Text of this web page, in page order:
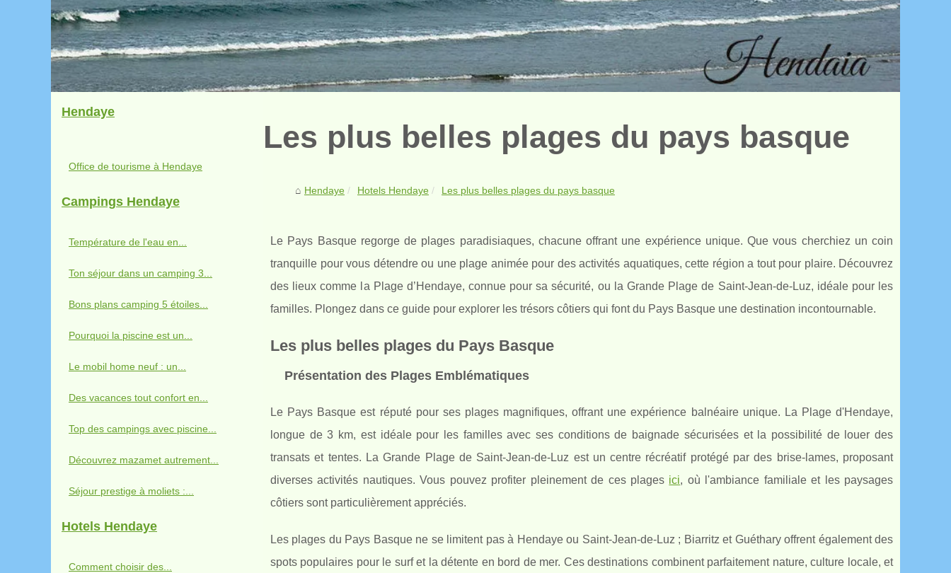
Les plus belles plages du pays basque
Hendaye Hotels Hendaye Les plus belles plages du pays basque
Le Pays Basque regorge de plages paradisiaques, chacune offrant une expérience unique. Que vous cherchiez un coin
tranquille pour vous détendre ou une plage animée pour des activités aquatiques, cette région a tout pour plaire. Découvrez
des lieux comme la Plage d’Hendaye, connue pour sa sécurité, ou la Grande Plage de Saint-Jean-de-Luz, idéale pour les
familles. Plongez dans ce guide pour explorer les trésors côtiers qui font du Pays Basque une destination incontournable.
Les plus belles plages du Pays Basque
Présentation des Plages Emblématiques
Le Pays Basque est réputé pour ses plages magnifiques, offrant une expérience balnéaire unique. La Plage d'Hendaye,
longue de3 km, est idéale pour les familles avec ses conditions de baignade sécurisées et la possibilité de louer des
transats et tentes. La Grande Plage de Saint-Jean-de-Luz est un centre récréatif protégé par des brise-lames, proposant
diverses activités nautiques. Vous pouvez profiter pleinement de ces plages ici, où l'ambiance familiale et les paysages
côtiers sont particulièrement appréciés.
Les plages du Pays Basque ne se limitent pas à Hendaye ou Saint-Jean-de-Luz ; Biarritz et Guéthary offrent également des
spots populaires pour le surf et la détente en bord de mer. Ces destinations combinent parfaitement nature, culture locale, et
Hendaye
Office de tourisme à Hendaye
Campings Hendaye
Température de l'eau en...
Ton séjour dans un camping 3...
Bons plans camping 5 étoiles...
Pourquoi la piscine est un...
Le mobil home neuf : un...
Des vacances tout confort en...
Top des campings avec piscine...
Découvrez mazamet autrement...
Séjour prestige à moliets :...
Hotels Hendaye
Comment choisir des...